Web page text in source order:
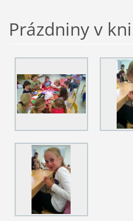
Prázdniny v